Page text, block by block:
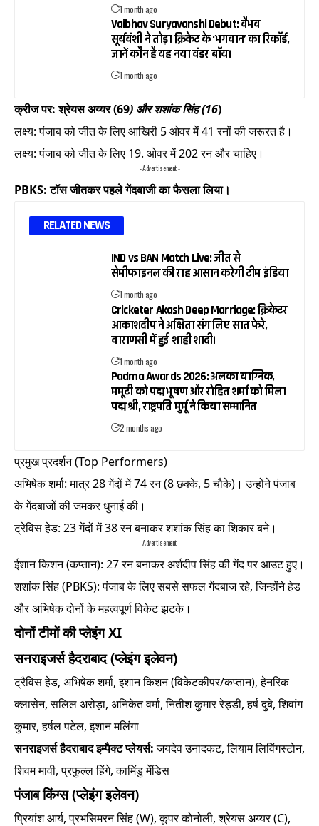
1 month ago
Vaibhav Suryavanshi Debut: वैभव
सूर्यवंशी ने तोड़ा क्रिकेट के ‘भगवान’ का रिकॉर्ड,
जानें कौन है यह नया वंडर बॉय।
1 month ago
क्रीज पर: श्रेयस अय्यर (69) और शशांक सिंह (16)
लक्ष्य: पंजाब को जीत के लिए आखिरी 5 ओवर में 41 रनों की जरूरत है।
लक्ष्य: पंजाब को जीत के लिए 19. ओवर में 202 रन और चाहिए।
- Advertisement -
PBKS: टॉस जीतकर पहले गेंदबाजी का फैसला लिया।
RELATED NEWS
IND vs BAN Match Live: जीत से
सेमीफाइनल की राह आसान करेगी टीम इंडिया
1 month ago
Cricketer Akash Deep Marriage: क्रिकेटर
आकाशदीप ने अक्षिता संग लिए सात फेरे,
वाराणसी में हुई शाही शादी।
1 month ago
Padma Awards 2026: अलका याग्निक,
ममूटी को पद्म भूषण और रोहित शर्मा को मिला
पद्म श्री, राष्ट्रपति मुर्मू ने किया सम्मानित
2 months ago
प्रमुख प्रदर्शन (Top Performers)
अभिषेक शर्मा: मात्र 28 गेंदों में 74 रन (8 छक्के, 5 चौके)। उन्होंने पंजाब
के गेंदबाजों की जमकर धुनाई की।
ट्रेविस हेड: 23 गेंदों में 38 रन बनाकर शशांक सिंह का शिकार बने।
- Advertisement -
ईशान किशन (कप्तान): 27 रन बनाकर अर्शदीप सिंह की गेंद पर आउट हुए।
शशांक सिंह (PBKS): पंजाब के लिए सबसे सफल गेंदबाज रहे, जिन्होंने हेड
और अभिषेक दोनों के महत्वपूर्ण विकेट झटके।
दोनों टीमों की प्लेइंग XI
सनराइजर्स हैदराबाद (प्लेइंग इलेवन)
ट्रैविस हेड, अभिषेक शर्मा, इशान किशन (विकेटकीपर/कप्तान), हेनरिक
क्लासेन, सलिल अरोड़ा, अनिकेत वर्मा, नितीश कुमार रेड्डी, हर्ष दुबे, शिवांग
कुमार, हर्षल पटेल, इशान मलिंगा
सनराइजर्स हैदराबाद इम्पैक्ट प्लेयर्स:जयदेव उनादकट, लियाम लिविंगस्टोन,
शिवम मावी, प्रफुल्ल हिंगे, कामिंडु मेंडिस
पंजाब किंग्स (प्लेइंग इलेवन)
प्रियांश आर्य, प्रभसिमरन सिंह (W), कूपर कोनोली, श्रेयस अय्यर (C),